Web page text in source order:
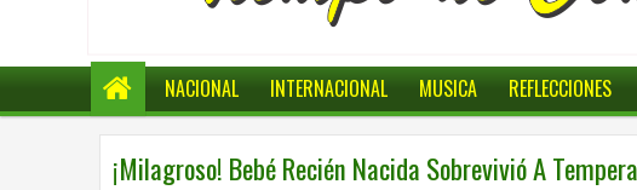
NACIONAL INTERNACIONAL MUSICA REFLECCIONES
¡Milagroso! Bebé Recién Nacida Sobrevivió A